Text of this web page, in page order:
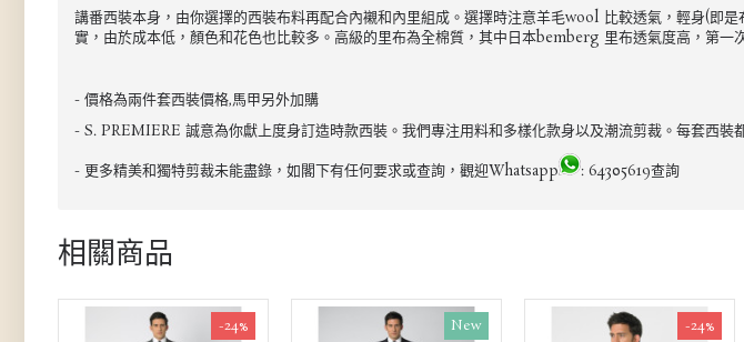
講番西裝本身，由你選擇的西裝布料再配合內襯和內里組成。選擇時注意羊毛wool 比較透氣，輕身(
實，由於成本低，顏色和花色也比較多。高級的里布為全棉質，其中日本bemberg 里布透氣度高，第一
- 價格為兩件套西裝價格,馬甲另外加購
- S. PREMIERE 誠意為你獻上度身訂造時款西裝。我們專注用料和多樣化款身以及潮流剪裁。每套西
- 更多精美和獨特剪裁未能盡錄，如閣下有任何要求或查詢，觀迎Whatsapp
: 64305619查詢
相關商品
-24%
New
-24%